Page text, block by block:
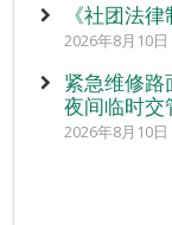
《社团法
2026年8月10日
紧急维修
夜间临时交
2026年8月10日